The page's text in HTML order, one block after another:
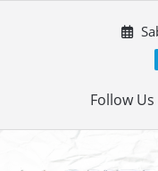
Follow Us